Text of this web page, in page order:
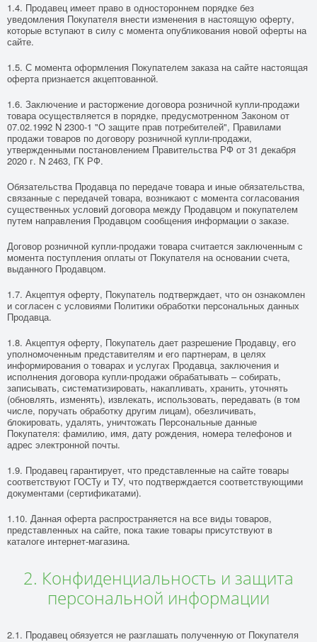
1.4. Продавец имеет право в одностороннем порядке без
уведомления Покупателя внести изменения в настоящую оферту,
которые вступают в силу с момента опубликования новой оферты на
сайте.
1.5. С момента оформления Покупателем заказа на сайте настоящая
оферта признается акцептованной.
1.6. Заключение и расторжение договора розничной купли-продажи
товара осуществляется в порядке, предусмотренном Законом от
07.02.1992 N 2300-1 "О защите прав потребителей", Правилами
продажи товаров по договору розничной купли-продажи,
утвержденными постановлением Правительства РФ от 31 декабря
2020 г. N 2463, ГК РФ.
Обязательства Продавца по передаче товара и иные обязательства,
связанные с передачей товара, возникают с момента согласования
существенных условий договора между Продавцом и покупателем
путем направления Продавцом сообщения информации о заказе.
Договор розничной купли-продажи товара считается заключенным с
момента поступления оплаты от Покупателя на основании счета,
выданного Продавцом.
1.7. Акцептуя оферту, Покупатель подтверждает, что он ознакомлен
и согласен с условиями Политики обработки персональных данных
Продавца.
1.8. Акцептуя оферту, Покупатель дает разрешение Продавцу, его
уполномоченным представителям и его партнерам, в целях
информирования о товарах и услугах Продавца, заключения и
исполнения договора купли-продажи обрабатывать – собирать,
записывать, систематизировать, накапливать, хранить, уточнять
(обновлять, изменять), извлекать, использовать, передавать (в том
числе, поручать обработку другим лицам), обезличивать,
блокировать, удалять, уничтожать Персональные данные
Покупателя: фамилию, имя, дату рождения, номера телефонов и
адрес электронной почты.
1.9. Продавец гарантирует, что представленные на сайте товары
соответствуют ГОСТу и ТУ, что подтверждается соответствующими
документами (сертификатами).
1.10. Данная оферта распространяется на все виды товаров,
представленных на сайте, пока такие товары присутствуют в
каталоге интернет-магазина.
2. Конфиденциальность и защита
персональной информации
2.1. Продавец обязуется не разглашать полученную от Покупателя